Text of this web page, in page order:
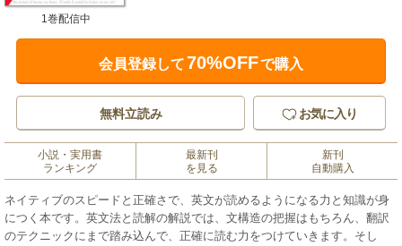
1巻配信中
会員登録して70%OFFで購入
無料立読み お気に入り
小説・実用書
ランキング
最新刊
を見る
新刊
自動購入
ネイティブのスピードと正確さで、英文が読めるようになる力と知識が身
につく本です。英文法と読解の解説では、文構造の把握はもちろん、翻訳
のテクニックにまで踏み込んで、正確に読む力をつけていきます。そし